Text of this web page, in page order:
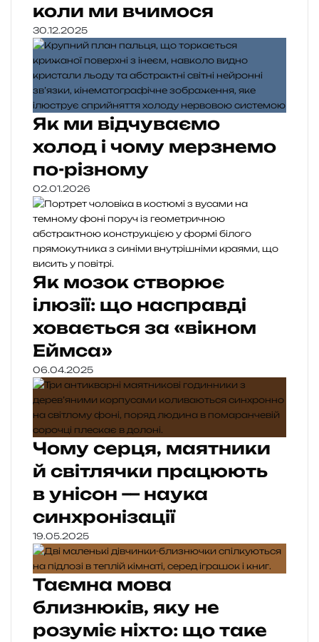
коли ми вчимося
30.12.2025
Як ми відчуваємо
холод і чому мерзнемо
по-різному
02.01.2026
Як мозок створює
ілюзії: що насправді
ховається за «вікном
Еймса»
06.04.2025
Чому серця, маятники
й світлячки працюють
в унісон — наука
синхронізації
19.05.2025
Таємна мова
близнюків, яку не
розуміє ніхто: що таке